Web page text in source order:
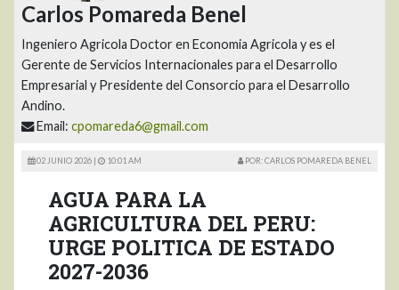
Carlos Pomareda Benel
Ingeniero Agricola Doctor en Economia Agricola y es el
Gerente de Servicios Internacionales para el Desarrollo
Empresarial y Presidente del Consorcio para el Desarrollo
Andino.
Email: cpomareda6@gmail.com
02 JUNIO 2026 | 10:01 AM POR: CARLOS POMAREDA BENEL
AGUA PARA LA
AGRICULTURA DEL PERU:
URGE POLITICA DE ESTADO
2027-2036